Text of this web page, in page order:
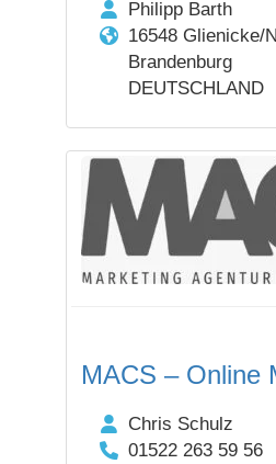
Philipp Barth
16548 Glienicke/
Brandenburg
DEUTSCHLAND
MACS – Online
Chris Schulz
01522 263 59 56